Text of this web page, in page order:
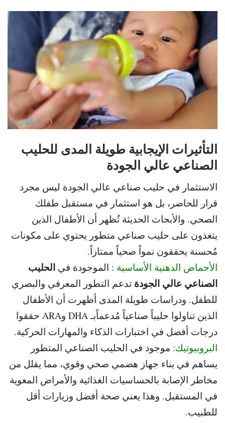
التأثيرات الإيجابية طويلة المدى للحليب
الصناعي عالي الجودة
الاستثمار في حليب صناعي عالي الجودة ليس مجرد
قرار للحاضر، بل هو استثمار في مستقبل طفلك
الصحي. والأبحاث الحديثة تُظهر أن الأطفال الذين
يتغذون على حليب صناعي متطور يحتوي على مكونات
مُحسنة يحققون نمواً صحياً ممتازاً.
الأحماض الدهنية الأساسية : الموجودة في الحليب
الصناعي عالي الجودة تدعم التطور المعرفي والبصري
للطفل. ودراسات طويلة المدى أظهرت أن الأطفال
الذين تناولوا حليباً صناعياً مُدعماً
بـ DHA وARA حققوا
درجات أفضل في اختبارات الذكاء والمهارات الحركية.
البروبيوتيك: موجود في الحليب الصناعي المتطور
يساهم في بناء جهاز هضمي صحي وقوي، مما يقلل من
مخاطر الإصابة بالحساسيات الغذائية والأمراض المعوية
في المستقبل. وهذا يعني صحة أفضل وزيارات أقل
للطبيب.